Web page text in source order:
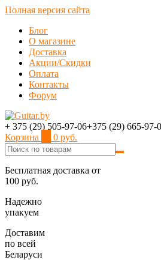
Полная версия сайта
Блог
О магазине
Доставка
Акции/Скидки
Оплата
Контакты
Форум
+ 375 (29) 505-97-06+375 (29) 665-97-
Корзина
0 руб.
Бесплатная доставка от
100 руб.
Надежно
упакуем
Доставим
по всей
Беларуси